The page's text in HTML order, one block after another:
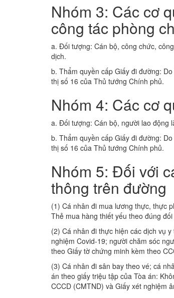
Nhóm 3: Các cơ
công tác phòng
a. Đối tượng: Cán bộ, công chức,
dịch.
b. Thẩm quyền cấp Giấy đi đường:
thị số 16 của Thủ tướng Chính phủ.
Nhóm 4: Các cơ
a. Đối tượng: Cán bộ, người lao động
b. Thẩm quyền cấp Giấy đi đường:
thị số 16 của Thủ tướng Chính phủ.
Nhóm 5: Đối với
thông trên đường
(1) Cá nhân đi mua lương thực, thực
Thẻ mua hàng thiết yếu theo đúng
(2) Cá nhân đi thực hiện các dịch vụ
nghiệm Covid-19; người chăm sóc
theo Giấy tờ chứng minh kèm theo
(3) Cá nhân đi sân bay theo vé; cá
án theo giấy triệu tập của Tòa án:
CCCD (CMTND) và Giấy xét nghiệm